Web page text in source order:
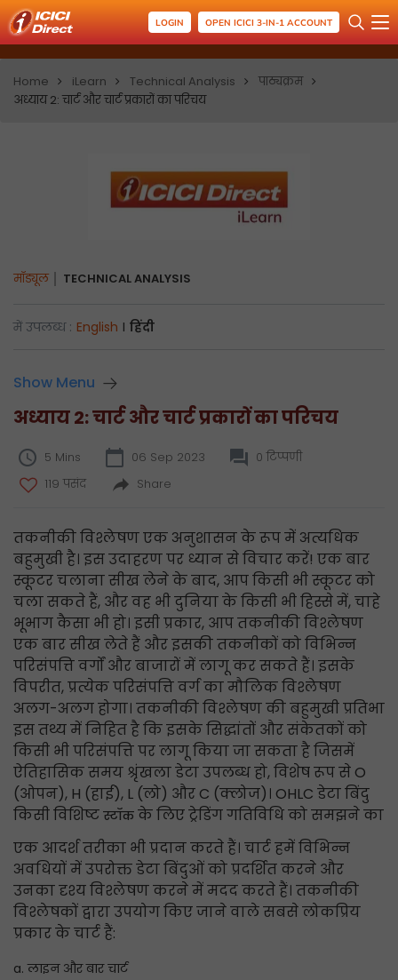
LOGIN OPEN ICICI 3-IN-1 ACCOUNT
Home iLearn Technical Analysis
पाठ्यक्रम
अध्याय 2: चार्ट और चार्ट प्रकारों का परिचय
मॉड्यूल TECHNICAL ANALYSIS
में उपलब्ध : English I हिंदी
Show Menu
अध्याय 2: चार्ट और चार्ट प्रकारों का परिचय
5 Mins 06 Sep 2023
0 टिप्पणी
119 पसंद
Share
तकनीकी विश्लेषण एक अनुशासन के रूप में अत्यधिक
बहुमुखी है। इस उदाहरण पर ध्यान से विचार करें! एक बार
स्कूटर चलाना सीख लेने के बाद, आप किसी भी स्कूटर को
चला सकते हैं, और वह भी दुनिया के किसी भी हिस्से में, चाहे
भूभाग कैसा भी हो। इसी प्रकार, आप तकनीकी विश्लेषण
एक बार सीख लेते हैं और इसकी तकनीकों को विभिन्न
परिसंपत्ति वर्गों और बाजारों में लागू कर सकते हैं। इसके
विपरीत, प्रत्येक परिसंपत्ति वर्ग का मौलिक विश्लेषण
अलग-अलग होगा। तकनीकी विश्लेषण की बहुमुखी प्रतिभा
इस तथ्य में निहित है कि इसके सिद्धांतों और संकेतकों को
किसी भी परिसंपत्ति पर लागू किया जा सकता है जिसमें
ऐतिहासिक समय श्रृंखला डेटा उपलब्ध हो, विशेष रूप से O
(ओपन), H (हाई), L (लो) और C (क्लोज)। OHLC डेटा बिंदु
किसी विशिष्ट स्टॉक के लिए ट्रेडिंग गतिविधि को समझने का
एक आदर्श तरीका भी प्रदान करते हैं। चार्ट हमें विभिन्न
अवधियों में उपरोक्त डेटा बिंदुओं को प्रदर्शित करने और
उनका दृश्य विश्लेषण करने में मदद करते हैं। तकनीकी
विश्लेषकों द्वारा उपयोग किए जाने वाले सबसे लोकप्रिय
प्रकार के चार्ट हैं:
a. लाइन और बार चार्ट